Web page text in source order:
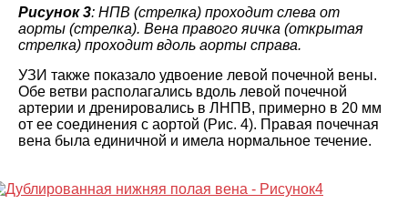
Рисунок 3: НПВ (стрелка) проходит слева от
аорты (стрелка). Вена правого яичка (открытая
стрелка) проходит вдоль аорты справа.
УЗИ также показало удвоение левой почечной вены.
Обе ветви располагались вдоль левой почечной
артерии и дренировались в ЛНПВ, примерно в 20 мм
от ее соединения с аортой (Рис. 4). Правая почечная
вена была единичной и имела нормальное течение.